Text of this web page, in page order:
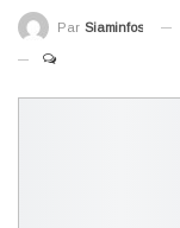
Par Siaminfos